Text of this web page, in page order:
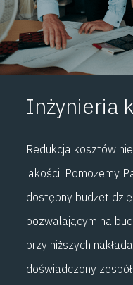
Inżynieria
Redukcja kosztów
jakości. Pomożemy
dostępny budżet
pozwalającym na
przy niższych
doświadczony